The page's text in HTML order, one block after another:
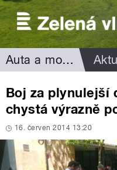
Auta a motorismus
Boj za plynulejší
chystá výrazně
16. červen 2014 13:20